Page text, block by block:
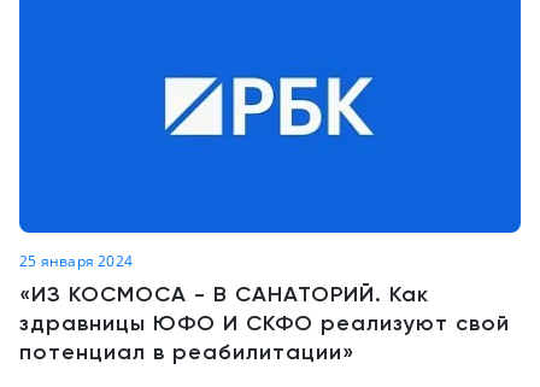
25 января 2024
«ИЗ КОСМОСА - В САНАТОРИЙ. Как
здравницы ЮФО И СКФО реализуют свой
потенциал в реабилитации»